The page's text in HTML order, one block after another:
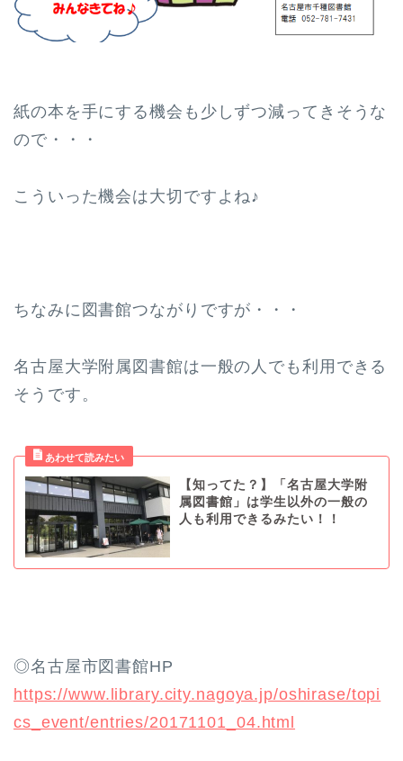
紙の本を手にする機会も少しずつ減ってきそうな
ので・・・
こういった機会は大切ですよね♪
ちなみに図書館つながりですが・・・
名古屋大学附属図書館は一般の人でも利用できる
そうです。
【知ってた？】「名古屋大学附
属図書館」は学生以外の一般の
人も利用できるみたい！！
◎名古屋市図書館HP
https://www.library.city.nagoya.jp/oshirase/topi
cs_event/entries/20171101_04.html